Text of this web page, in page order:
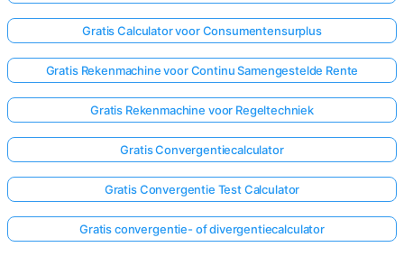
Gratis Calculator voor Consumentensurplus
Gratis Rekenmachine voor Continu Samengestelde Rente
Gratis Rekenmachine voor Regeltechniek
Gratis Convergentiecalculator
Gratis Convergentie Test Calculator
Gratis convergentie- of divergentiecalculator